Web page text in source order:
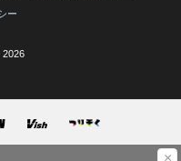
×
ー
2026